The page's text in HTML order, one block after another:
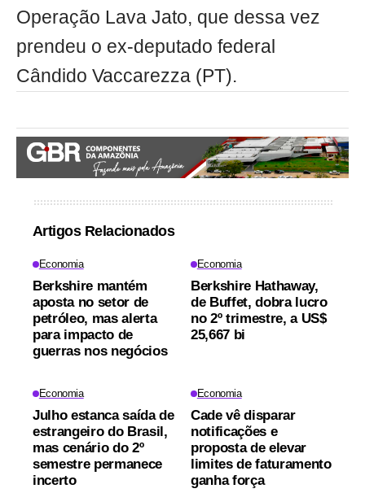
Operação Lava Jato, que dessa vez
prendeu o ex-deputado federal
Cândido Vaccarezza (PT).
Artigos Relacionados
Economia
Berkshire mantém
aposta no setor de
petróleo, mas alerta
para impacto de
guerras nos negócios
Economia
Berkshire Hathaway,
de Buffet, dobra lucro
no 2º trimestre, a US$
25,667 bi
Economia
Julho estanca saída de
estrangeiro do Brasil,
mas cenário do 2º
semestre permanece
incerto
Economia
Cade vê disparar
notificações e
proposta de elevar
limites de faturamento
ganha força